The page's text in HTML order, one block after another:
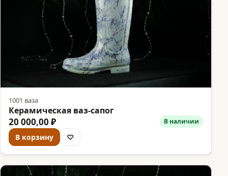
1001 ваза
Керамическая ваз-сапог
20 000,00 ₽ В наличии
В корзину ♡